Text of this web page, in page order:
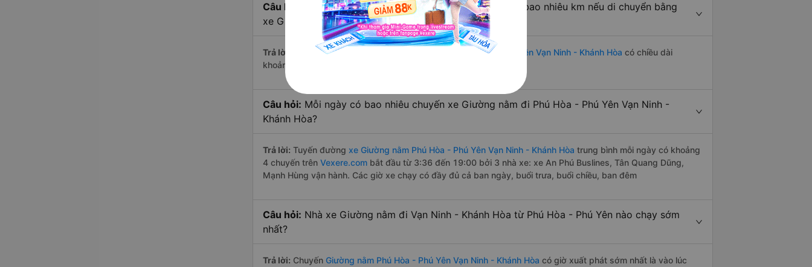
Câu hỏi:
Từ Phú Hòa - Phú Yên đi Vạn Ninh - Khánh Hòa bao nhiêu km nếu di chuyển bằng
xe Giường nằm?
Trả lời: Đường di chuyển bằng xe Giường nằm đi Phú Hòa - Phú Yên Vạn Ninh - Khánh Hòa có chiều dài
khoảng 167 km.
Câu hỏi: Mỗi ngày có bao nhiêu chuyến xe Giường nằm đi Phú Hòa - Phú Yên Vạn Ninh -
Khánh Hòa?
Trả lời: Tuyến đường xe Giường nằm Phú Hòa - Phú Yên Vạn Ninh - Khánh Hòa trung bình mỗi ngày có khoảng
4 chuyến trên Vexere.com bắt đầu từ 3:36 đến 19:00 bởi 3 nhà xe: xe An Phú Buslines, Tân Quang Dũng,
Mạnh Hùng vận hành. Các giờ xe chạy có đầy đủ cả ban ngày, buổi trưa, buổi chiều, ban đêm
Câu hỏi: Nhà xe Giường nằm đi Vạn Ninh - Khánh Hòa từ Phú Hòa - Phú Yên nào chạy sớm
nhất?
Trả lời: Chuyến Giường nằm Phú Hòa - Phú Yên Vạn Ninh - Khánh Hòa có giờ xuất phát sớm nhất là vào lúc